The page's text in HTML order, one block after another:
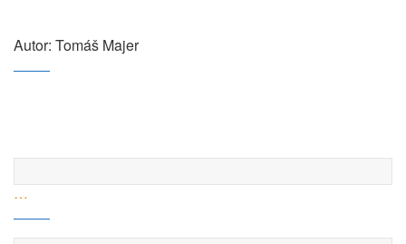
Autor: Tomáš Majer
…